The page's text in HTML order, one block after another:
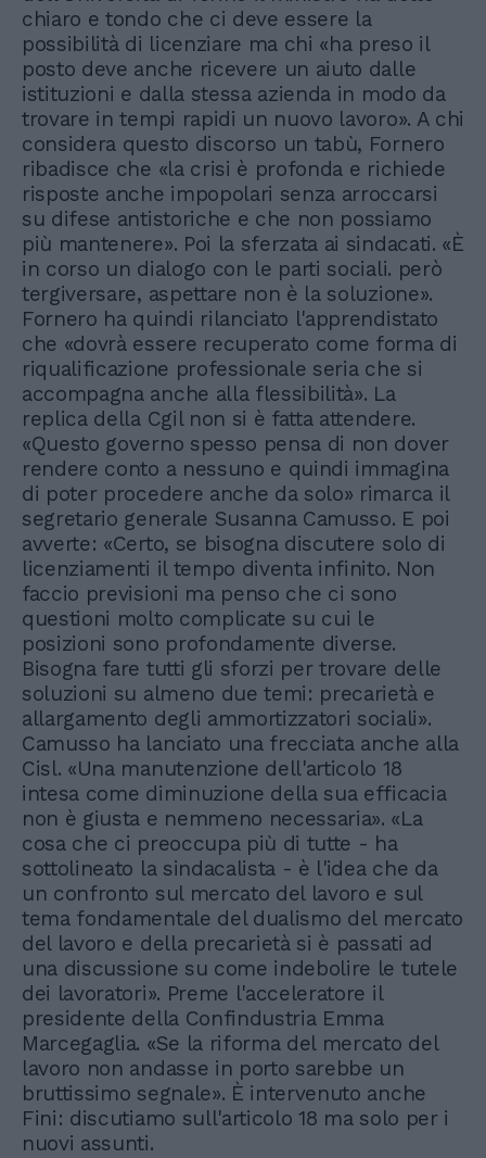
chiaro e tondo che ci deve essere la
possibilità di licenziare ma chi «ha preso il
posto deve anche ricevere un aiuto dalle
istituzioni e dalla stessa azienda in modo da
trovare in tempi rapidi un nuovo lavoro». A chi
considera questo discorso un tabù, Fornero
ribadisce che «la crisi è profonda e richiede
risposte anche impopolari senza arroccarsi
su difese antistoriche e che non possiamo
più mantenere». Poi la sferzata ai sindacati. «È
in corso un dialogo con le parti sociali. però
tergiversare, aspettare non è la soluzione».
Fornero ha quindi rilanciato l'apprendistato
che «dovrà essere recuperato come forma di
riqualificazione professionale seria che si
accompagna anche alla flessibilità». La
replica della Cgil non si è fatta attendere.
«Questo governo spesso pensa di non dover
rendere conto a nessuno e quindi immagina
di poter procedere anche da solo» rimarca il
segretario generale Susanna Camusso. E poi
avverte: «Certo, se bisogna discutere solo di
licenziamenti il tempo diventa infinito. Non
faccio previsioni ma penso che ci sono
questioni molto complicate su cui le
posizioni sono profondamente diverse.
Bisogna fare tutti gli sforzi per trovare delle
soluzioni su almeno due temi: precarietà e
allargamento degli ammortizzatori sociali».
Camusso ha lanciato una frecciata anche alla
Cisl. «Una manutenzione dell'articolo 18
intesa come diminuzione della sua efficacia
non è giusta e nemmeno necessaria». «La
cosa che ci preoccupa più di tutte - ha
sottolineato la sindacalista - è l'idea che da
un confronto sul mercato del lavoro e sul
tema fondamentale del dualismo del mercato
del lavoro e della precarietà si è passati ad
una discussione su come indebolire le tutele
dei lavoratori». Preme l'acceleratore il
presidente della Confindustria Emma
Marcegaglia. «Se la riforma del mercato del
lavoro non andasse in porto sarebbe un
bruttissimo segnale». È intervenuto anche
Fini: discutiamo sull'articolo 18 ma solo per i
nuovi assunti.